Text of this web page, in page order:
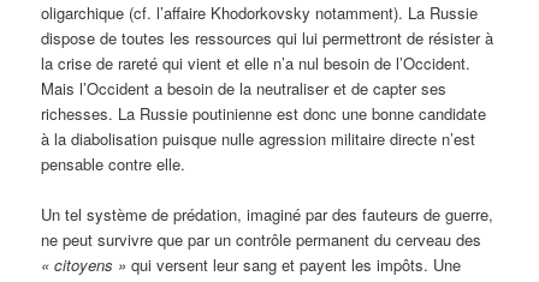
oligarchique (cf. l’affaire Khodorkovsky notamment). La Russie
dispose de toutes les ressources qui lui permettront de résister à
la crise de rareté qui vient et elle n’a nul besoin de l’Occident.
Mais l’Occident a besoin de la neutraliser et de capter ses
richesses. La Russie poutinienne est donc une bonne candidate
à la diabolisation puisque nulle agression militaire directe n’est
pensable contre elle.
Un tel système de prédation, imaginé par des fauteurs de guerre,
ne peut survivre que par un contrôle permanent du cerveau des
«citoyens » qui versent leur sang et payent les impôts. Une